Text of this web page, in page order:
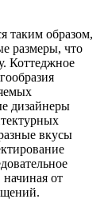
таким образом,
размеры, что
Коттеджное
дизайнеры
вкусы
от